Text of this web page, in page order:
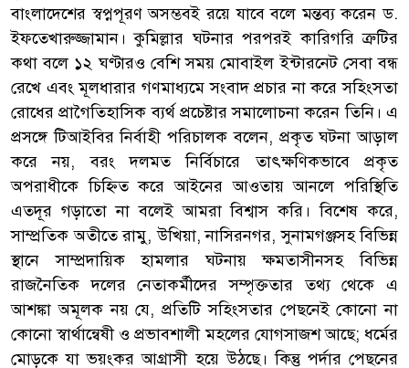
বাংলাদেশের স্বপ্নপূরণ অসম্ভবই রয়ে যাবে বলে মন্তব্য করেন ড.
ইফতেখারুজ্জামান। কুমিল্লার ঘটনার পরপরই কারিগরি ত্রুটির
কথা বলে ১২ ঘণ্টারও বেশি সময় মোবাইল ইন্টারনেট সেবা বন্ধ
রেখে এবং মূলধারার গণমাধ্যমে সংবাদ প্রচার না করে সহিংসতা
রোধের প্রাগৈতিহাসিক ব্যর্থ প্রচেষ্টার সমালোচনা করেন তিনি। এ
প্রসঙ্গে টিআইবির নির্বাহী পরিচালক বলেন, প্রকৃত ঘটনা আড়াল
করে নয়, বরং দলমত নির্বিচারে তাৎক্ষণিকভাবে প্রকৃত
অপরাধীকে চিহ্নিত করে আইনের আওতায় আনলে পরিস্থিতি
এতদূর গড়াতো না বলেই আমরা বিশ্বাস করি। বিশেষ করে,
সাম্প্রতিক অতীতে রামু, উখিয়া, নাসিরনগর, সুনামগঞ্জসহ বিভিন্ন
স্থানে সাম্প্রদায়িক হামলার ঘটনায় ক্ষমতাসীনসহ বিভিন্ন
রাজনৈতিক দলের নেতাকর্মীদের সম্পৃক্ততার তথ্য থেকে এ
আশঙ্কা অমূলক নয় যে, প্রতিটি সহিংসতার পেছনেই কোনো না
কোনো স্বার্থান্বেষী ও প্রভাবশালী মহলের যোগসাজশ আছে; ধর্মের
মোড়কে যা ভয়ংকর আগ্রাসী হয়ে উঠছে। কিন্তু পর্দার পেছনের